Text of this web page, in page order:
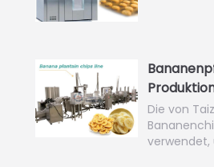
Die von
verwendet,